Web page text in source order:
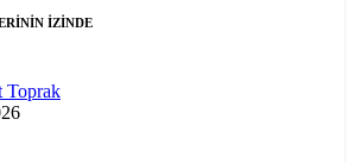
İZİNDE
Toprak